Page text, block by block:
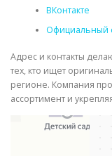
ВКонтакте
Официальный
Адрес и контакты
тех, кто ищет
регионе. Компания
ассортимент и